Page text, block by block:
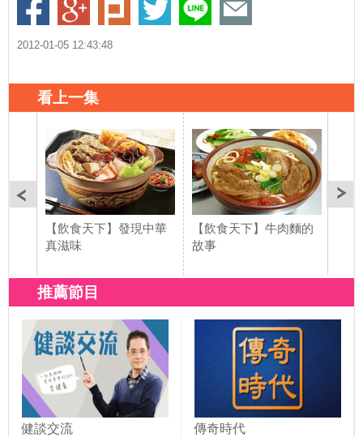
2012-01-05 12:43:48
看上一集
【飲食天下】發現中華
真滋味
【飲食天下】牛肉麵的
故事
推薦節目
健談交流 傳奇時代